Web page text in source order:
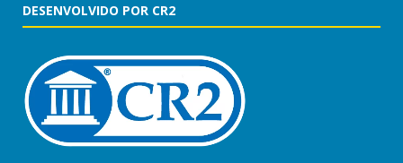
DESENVOLVIDO POR CR2